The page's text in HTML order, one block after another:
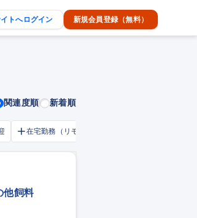
トへログイン 新規会員登録（無料）
関連度順 新着順
在宅勤務（リモートワーク）OK
他飼料